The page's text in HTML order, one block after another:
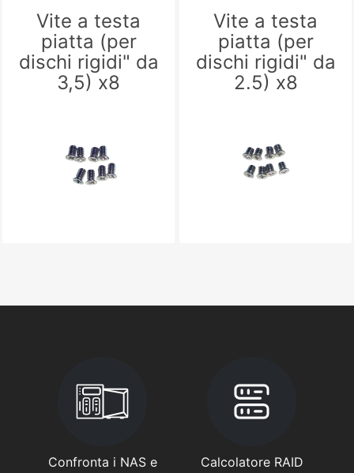
Vite a testa
piatta (per
dischi rigidi" da
3,5) x8
Vite a testa
piatta (per
dischi rigidi" da
2.5) x8
Confronta i NAS e
Calcolatore RAID